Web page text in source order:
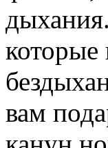
которые
вам